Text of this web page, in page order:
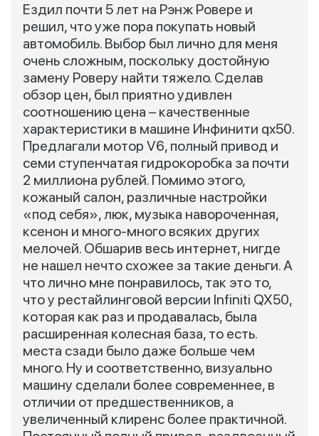
Ездил почти 5 лет на Рэнж Ровере и
решил, что уже пора покупать новый
автомобиль. Выбор был лично для меня
очень сложным, поскольку достойную
замену Роверу найти тяжело. Сделав
обзор цен, был приятно удивлен
соотношению цена – качественные
характеристики в машине Инфинити qx50.
Предлагали мотор V6, полный привод и
семи ступенчатая гидрокоробка за почти
2 миллиона рублей. Помимо этого,
кожаный салон, различные настройки
«под себя», люк, музыка навороченная,
ксенон и много-много всяких других
мелочей. Обшарив весь интернет, нигде
не нашел нечто схожее за такие деньги. А
что лично мне понравилось, так это то,
что у рестайлинговой версии Infiniti QX50,
которая как раз и продавалась, была
расширенная колесная база, то есть.
места сзади было даже больше чем
много. Ну и соответственно, визуально
машину сделали более современнее, в
отличии от предшественников, а
увеличенный клиренс более практичной.